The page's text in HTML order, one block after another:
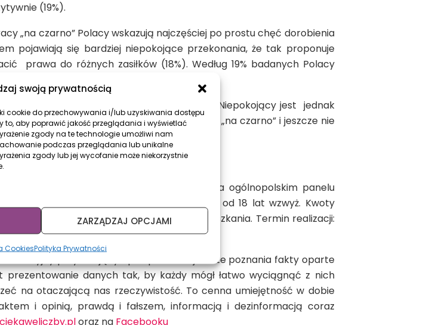
swoją prywatnością
cookie do przechowywania i/lub uzyskiwania dostępu
to, aby poprawić jakość przeglądania i wyświetlać
zgody na te technologie umożliwi nam
podczas przeglądania lub unikalne
zgody lub jej wycofanie może niekorzystnie
ZARZĄDZAJ OPCJAMI
CookiesPolityka Prywatności
(19%).
„na czarno” Polacy wskazują najczęściej po prostu chęć dorobienia
pojawiają się bardziej niepokojące przekonania, że tak proponuje
prawa do różnych zasiłków (18%). Według 19% badanych Polacy
podatków i składek ZUS.
wywodzącą się jeszcze z PRL-u. Niepokojący jest jednak
młodych Polaków przyznaje się do pracy „na czarno” i jeszcze nie
odpowiedzialnego społeczeństwa”.
dla serwisu ciekaweliczby.pl na ogólnopolskim panelu
losowo-kwotowa N=1053 osób w wieku od 18 lat wzwyż. Kwoty
płci, wieku i wielkości miejscowości zamieszkania. Termin realizacji:
przybliżający opinii publicznej warte poznania fakty oparte
danych tak, by każdy mógł łatwo wyciągnąć z nich
na otaczającą nas rzeczywistość. To cenna umiejętność w dobie
i opinią, prawdą i fałszem, informacją i dezinformacją coraz
oraz na Facebooku